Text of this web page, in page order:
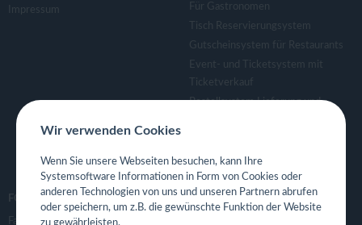
Impressum
Für Gastronomen
Tisch Reservierungsystem
Gutscheinsystem für Restaurants
Event- und Ticketsystem mit
Ticketverkauf
Bestellsystem Lieferung und
Eigene App für Restaurant
FOLGE UNS
Facebook
Wir verwenden Cookies
Wenn Sie unsere Webseiten besuchen, kann Ihre
Systemsoftware Informationen in Form von Cookies oder
anderen Technologien von uns und unseren Partnern abrufen
oder speichern, um z.B. die gewünschte Funktion der Website